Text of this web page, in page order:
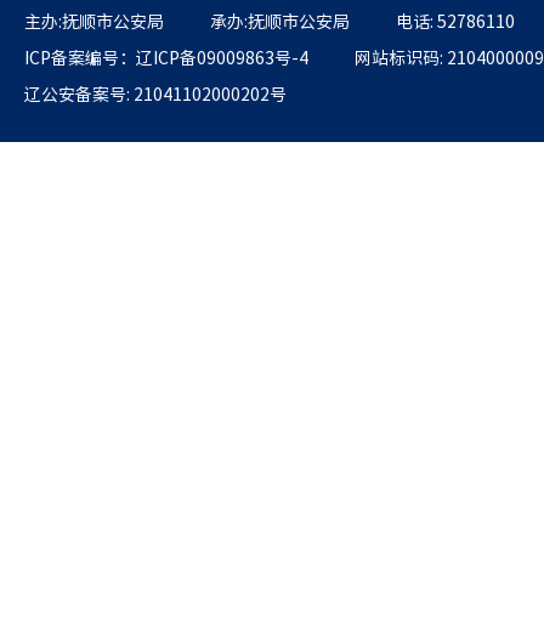
主办:抚顺市公安局 承办:抚顺市公安局
电话: 52786110
ICP备案编号：辽ICP备09009863号-4
网站标识码: 2104000009
辽公安备案号: 21041102000202号